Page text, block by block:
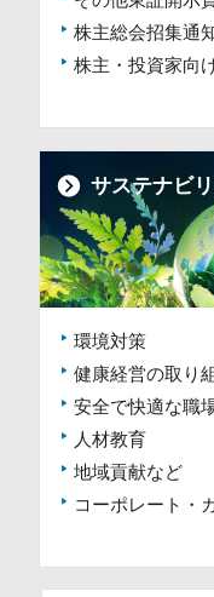
株主総会招集通
株主・投資家向
サステナビ
環境対策
健康経営の取り
安全で快適な職
人材教育
地域貢献など
コーポレート・